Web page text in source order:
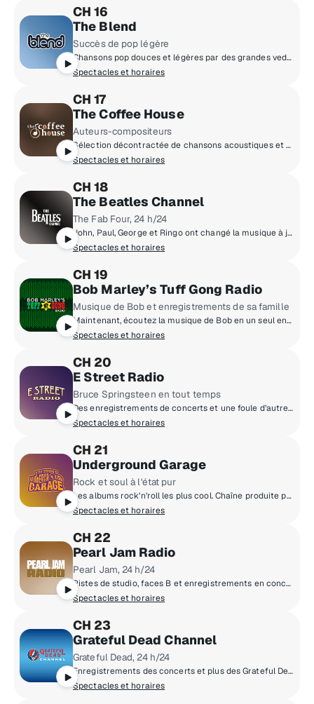
CH 16
The Blend
Succès de pop légère
Chansons pop douces et légères par des grandes vedettes comme Lionel Richie, Elton John et Whitney Houston!
Spectacles et horaires
CH 17
The Coffee House
Auteurs-compositeurs
Sélection décontractée de chansons acoustiques et épurées.
Spectacles et horaires
CH 18
The Beatles Channel
The Fab Four, 24 h/24
John, Paul, George et Ringo ont changé la musique à jamais. Chansons, histoires, influences, héritage des Beatles – 24 h/24!
Spectacles et horaires
CH 19
Bob Marley’s Tuff Gong Radio
Musique de Bob et enregistrements de sa famille
Maintenant, écoutez la musique de Bob en un seul endroit – incluant des perles rares, des enregistrements de sa famille et de la musique de Tuff Gong.
Spectacles et horaires
CH 20
E Street Radio
Bruce Springsteen en tout temps
Des enregistrements de concerts et une foule d’autres contenus de Bruce Springsteen, 24 heures sur 24, 7 jours sur 7.
Spectacles et horaires
CH 21
Underground Garage
Rock et soul à l'état pur
Les albums rock’n’roll les plus cool. Chaîne produite par Little Steven.
Spectacles et horaires
CH 22
Pearl Jam Radio
Pearl Jam, 24 h/24
Pistes de studio, faces B et enregistrements en concert de Pearl Jam 24 heures sur 24/ 7 jours sur 7.
Spectacles et horaires
CH 23
Grateful Dead Channel
Grateful Dead, 24 h/24
Enregistrements des concerts et plus des Grateful Dead, en tout temps.
Spectacles et horaires